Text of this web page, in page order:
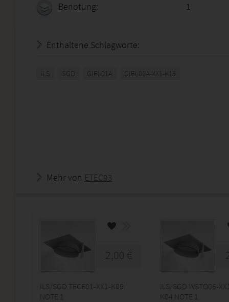
Benotung: 1
Enthaltene Schlagworte:
ILS SGD GIEL01A GIEL01A-XX1-K13
Mehr von ETEC93
2,00 €
ILS/SGD TECE01-XX1-K09
NOTE 1
ILS/SGD WSTO06-
K04 NOTE 1